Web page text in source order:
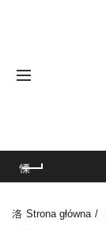
Strona główna